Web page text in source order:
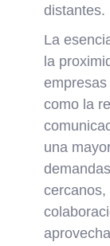
distantes.
La
la
como la
una
cercanos,